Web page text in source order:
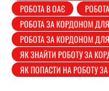
РОБОТА В ОАЄ
РОБОТА ЗА КОРДОНОМ
РОБОТА ЗА КОРДОНОМ
ЯК ЗНАЙТИ РОБОТУ ЗА
ЯК ПОПАСТИ НА РОБОТУ